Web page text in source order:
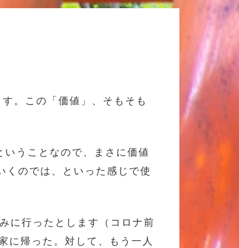
。この「価値」、そもそも
うことなので、まさに価値
くのでは、といった感じで使
に行ったとします（コロナ前
に帰った。対して、もう一人